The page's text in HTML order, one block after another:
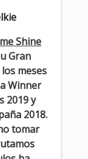
Shine
Gran
meses
Winner
2019 y
2018.
tomar